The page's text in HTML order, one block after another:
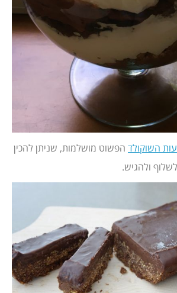
השוקולד הפשוט מושלמות, שניתן להכין
ולהגיש.